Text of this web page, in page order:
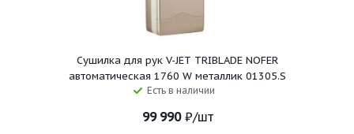
Сушилка для рук V-JET TRIBLADE NOFER
автоматическая 1760 W металлик 01305.S
Есть в наличии
99 990₽/шт